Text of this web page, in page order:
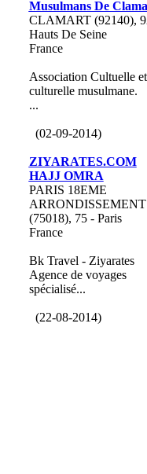
Musulmans De
CLAMART (92140),
Hauts De Seine
France
Association Cultuelle et
culturelle musulmane.
...
(02-09-2014)
ZIYARATES.COM
HAJJ OMRA
PARIS 18EME
ARRONDISSEMENT
(75018), 75 - Paris
France
Bk Travel - Ziyarates
Agence de voyages
spécialisé...
(22-08-2014)